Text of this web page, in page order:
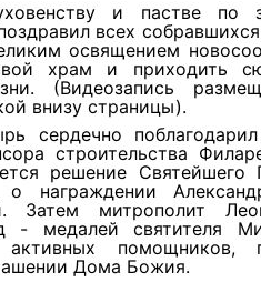
и пастве по
всех
освящением
храм и приходить
(Видеозапись
внизу страницы).
сердечно
строительства
решение Святейшего
награждении
Затем митрополит
- медалей святителя
активных помощников,
Дома Божия.